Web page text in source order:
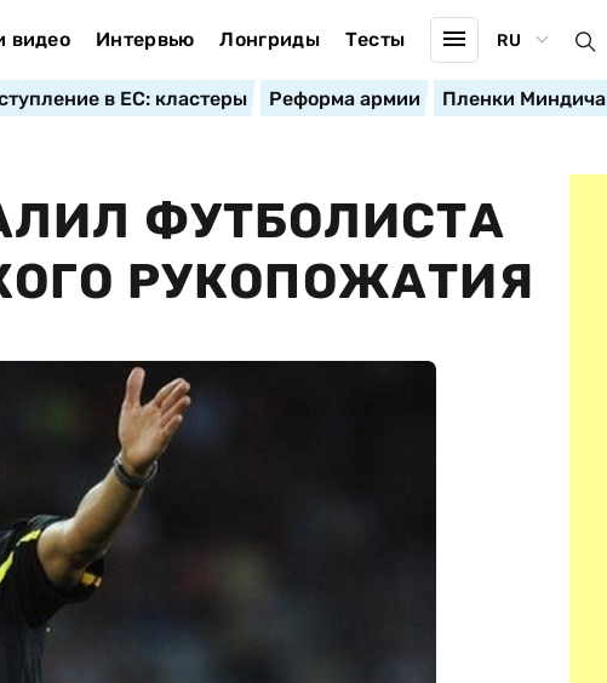
видео Интервью Лонгриды Тесты RU
в ЕС: кластеры Реформа армии Пленки Миндича
ФУТБОЛИСТА
РУКОПОЖАТИЯ